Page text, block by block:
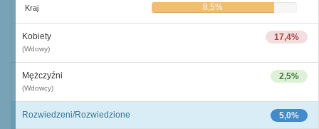
Kraj 8,5%
17,4%
Kobiety
(Wdowy)
2,5%
Mężczyźni
(Wdowcy)
5,0%
Rozwiedzeni/Rozwiedzione